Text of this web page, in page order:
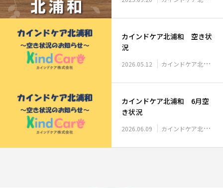
カインドケア北浦和 空き状
況
2026.05.12 カインドケア北浦和 空き状況
カインドケア北浦和 6月空
き状況
2026.06.09 カインドケア北浦和 空き状況